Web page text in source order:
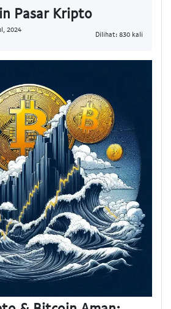
Pasar Kripto
2024
Dilihat: 830 kali